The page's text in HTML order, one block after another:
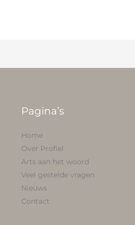
Pagina’s
Home
Over Profiel
Arts aan het woord
Veel gestelde vragen
Nieuws
Contact